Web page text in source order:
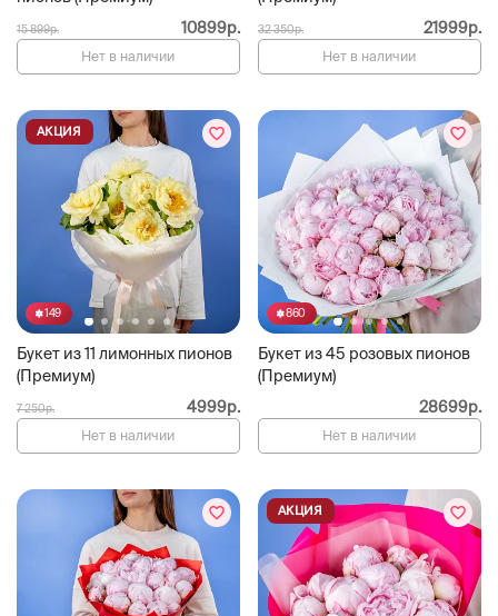
15 899р. 10899р.
Нет в наличии
32 350р. 21999р.
Нет в наличии
149
Букет из 11 лимонных пионов
(Премиум)
АКЦИЯ
7 250р. 4999р.
Нет в наличии
860
Букет из 45 розовых пионов
(Премиум)
28699р.
Нет в наличии
АКЦИЯ